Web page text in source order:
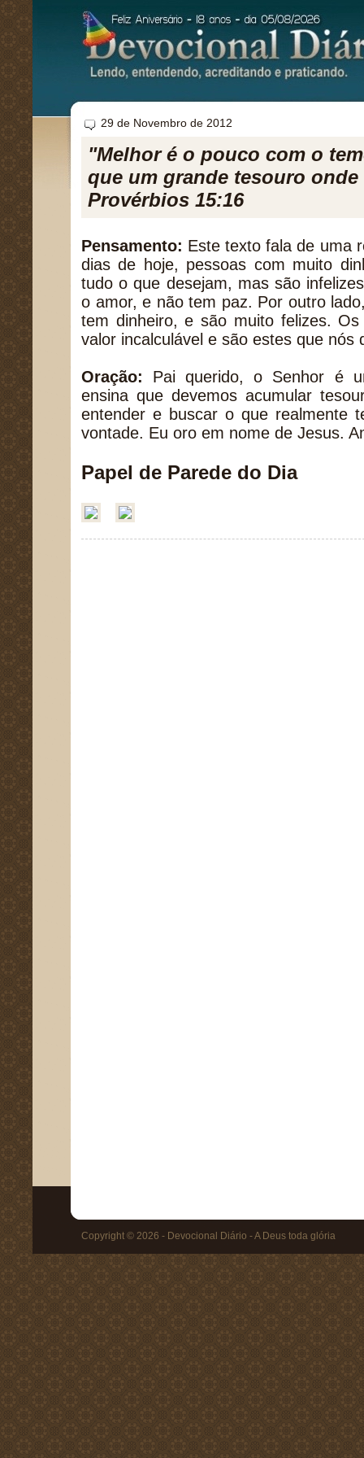
29 de Novembro de 2012
"Melhor é o pouco com o
que um grande tesouro
Provérbios 15:16
Pensamento: Este texto fala de uma
dias de hoje, pessoas com muito
tudo o que desejam, mas são
o amor, e não tem paz. Por outro
tem dinheiro, e são muito felizes.
valor incalculável e são estes que nós
Oração: Pai querido, o Senhor é
ensina que devemos acumular
entender e buscar o que realmente
vontade. Eu oro em nome de Jesus.
Papel de Parede do Dia
Copyright © 2026 - Devocional Diário - A Deus toda glória